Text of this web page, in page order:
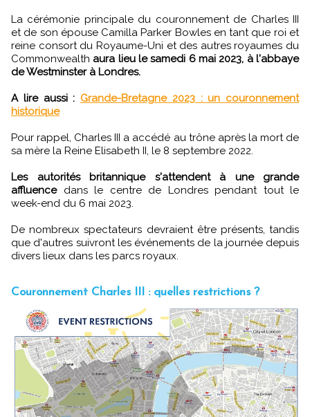
La cérémonie principale du couronnement de Charles III
et de son épouse Camilla Parker Bowles en tant que roi et
reine consort du Royaume-Uni et des autres royaumes du
Commonwealth aura lieu le samedi 6 mai 2023, à l'abbaye
de Westminster à Londres.
A lire aussi : Grande-Bretagne 2023 : un couronnement
historique
Pour rappel, Charles III a accédé au trône après la mort de
sa mère la Reine Elisabeth II, le 8 septembre 2022.
Les autorités britannique s'attendent à une grande
affluencedans le centre de Londres pendant tout le
week-end du 6 mai 2023.
De nombreux spectateurs devraient être présents, tandis
que d'autres suivront les événements de la journée depuis
divers lieux dans les parcs royaux.
Couronnement Charles III : quelles restrictions ?